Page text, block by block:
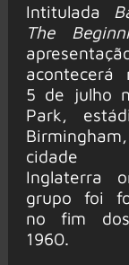
Intitulada
The
acontecerá
5 de julho
Park,
Birmingham,
Inglaterra
grupo foi
no fim
1960.